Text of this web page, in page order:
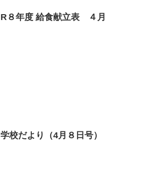
R８年度 給食献立表 ４月
学校だより（4月８日号）